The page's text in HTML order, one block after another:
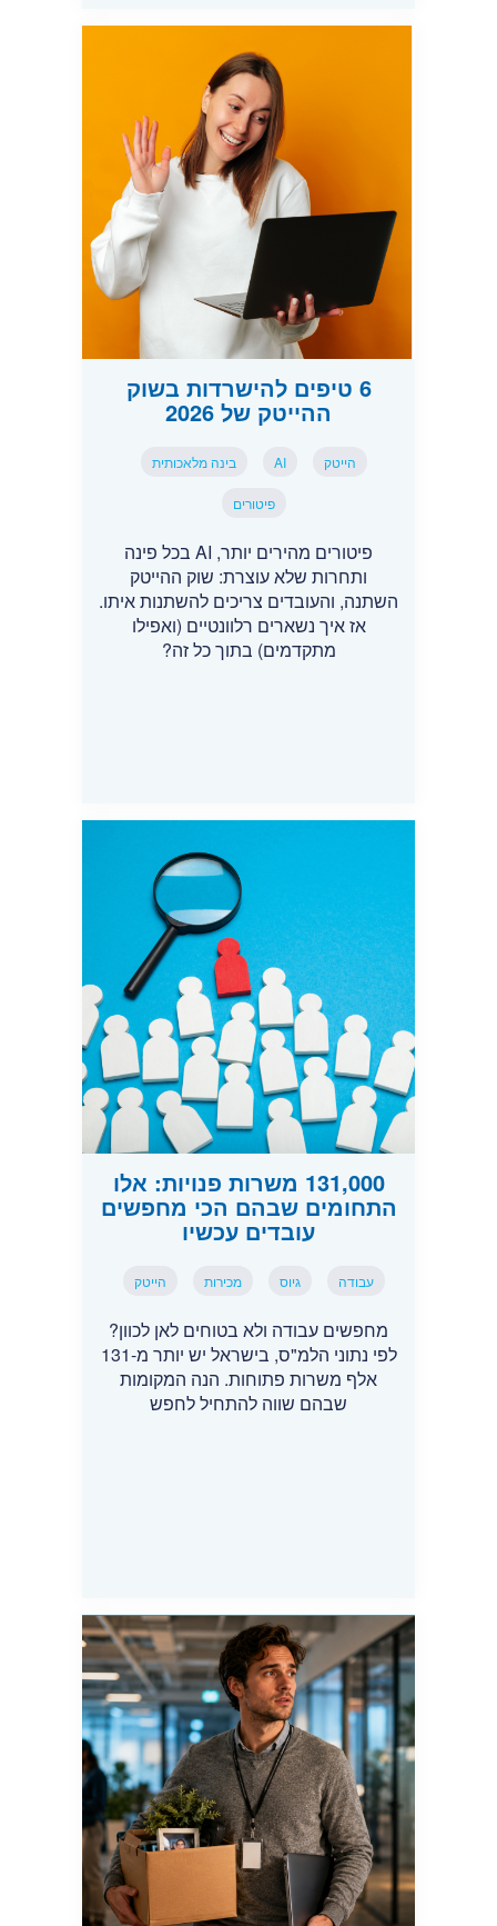
6 טיפים להישרדות בשוק
ההייטק של 2026
הייטק AI בינה מלאכותית
פיטורים
פיטורים מהירים יותר, AI בכל פינה
ותחרות שלא עוצרת: שוק ההייטק
השתנה, והעובדים צריכים להשתנות איתו.
אז איך נשארים רלוונטיים (ואפילו
מתקדמים) בתוך כל זה?
131,000 משרות פנויות: אלו
התחומים שבהם הכי מחפשים
עובדים עכשיו
עבודה גיוס מכירות הייטק
מחפשים עבודה ולא בטוחים לאן לכוון?
לפי נתוני הלמ"ס, בישראל יש יותר מ-131
אלף משרות פתוחות. הנה המקומות
שבהם שווה להתחיל לחפש